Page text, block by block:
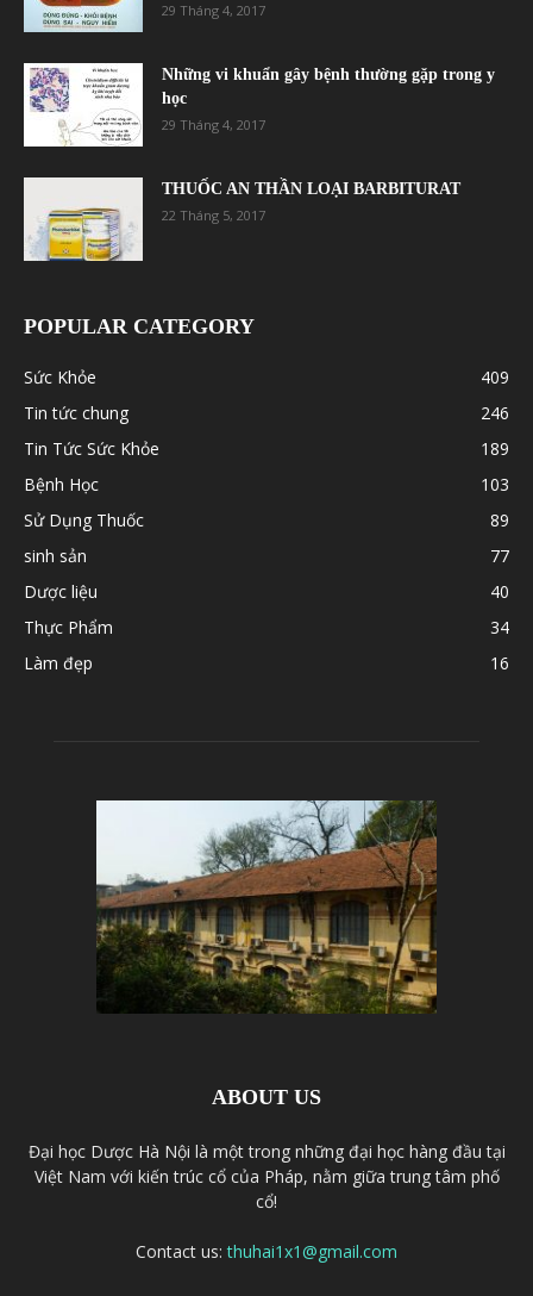
29 Tháng 4, 2017
Những vi khuẩn gây bệnh thường gặp trong y
học
29 Tháng 4, 2017
THUỐC AN THẦN LOẠI BARBITURAT
22 Tháng 5, 2017
POPULAR CATEGORY
Sức Khỏe
409
Tin tức chung
246
Tin Tức Sức Khỏe
189
Bệnh Học
103
Sử Dụng Thuốc
89
sinh sản
77
Dược liệu
40
Thực Phẩm
34
Làm đẹp
16
ABOUT US
Đại học Dược Hà Nội là một trong những đại học hàng đầu tại
Việt Nam với kiến trúc cổ của Pháp, nằm giữa trung tâm phố
cổ!
Contact us:thuhai1x1@gmail.com